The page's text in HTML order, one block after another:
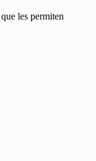
les permiten